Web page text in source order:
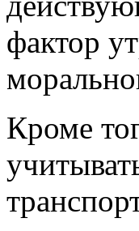
фактор
Кроме